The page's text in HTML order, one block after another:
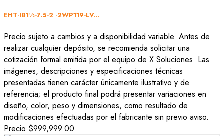
EHT-IB1½-7.5-2 -2WP119-LV...
Precio sujeto a cambios y a disponibilidad variable. Antes de
realizar cualquier depósito, se recomienda solicitar una
cotización formal emitida por el equipo de X Soluciones. Las
imágenes, descripciones y especificaciones técnicas
presentadas tienen carácter únicamente ilustrativo y de
referencia; el producto final podrá presentar variaciones en
diseño, color, peso y dimensiones, como resultado de
modificaciones efectuadas por el fabricante sin previo aviso.
Precio $999,999.00